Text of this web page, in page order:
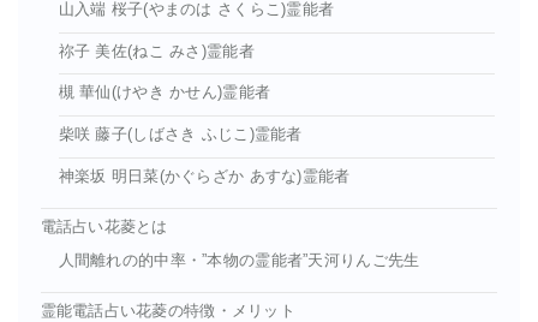
山入端 桜子(やまのは さくらこ)霊能者
祢子 美佐(ねこ みさ)霊能者
槻 華仙(けやき かせん)霊能者
柴咲 藤子(しばさき ふじこ)霊能者
神楽坂 明日菜(かぐらざか あすな)霊能者
電話占い花菱とは
人間離れの的中率・”本物の霊能者”天河りんご先生
霊能電話占い花菱の特徴・メリット